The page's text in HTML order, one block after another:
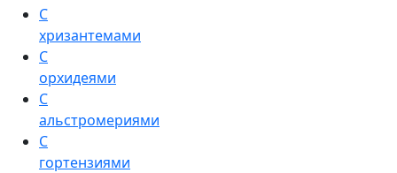
С
хризантемами
С
орхидеями
С
альстромериями
С
гортензиями